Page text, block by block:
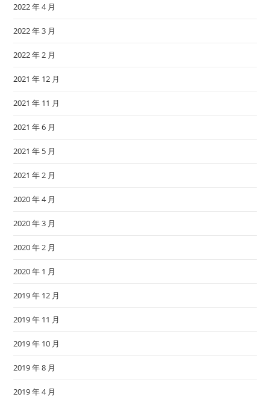
2022 年 4 月
2022 年 3 月
2022 年 2 月
2021 年 12 月
2021 年 11 月
2021 年 6 月
2021 年 5 月
2021 年 2 月
2020 年 4 月
2020 年 3 月
2020 年 2 月
2020 年 1 月
2019 年 12 月
2019 年 11 月
2019 年 10 月
2019 年 8 月
2019 年 4 月